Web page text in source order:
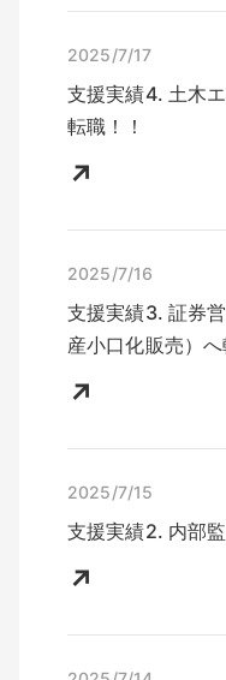
2025/7/17
支援実績4.土木
転職！！
↗
2025/7/16
支援実績3.証券
産小口化販売）へ
↗
2025/7/15
支援実績2. 内部
↗